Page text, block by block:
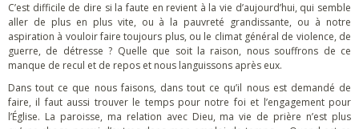
C’est difficile de dire si la faute en revient à la vie d’aujourd’hui, qui semble
aller de plus en plus vite, ou à la pauvreté grandissante, ou à notre
aspiration à vouloir faire toujours plus, ou le climat général de violence, de
guerre, de détresse ? Quelle que soit la raison, nous souffrons de ce
manque de recul et de repos et nous languissons après eux.
Dans tout ce que nous faisons, dans tout ce qu’il nous est demandé de
faire, il faut aussi trouver le temps pour notre foi et l’engagement pour
l’Église. La paroisse, ma relation avec Dieu, ma vie de prière n’est plus